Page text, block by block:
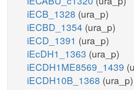
iECB_1328 (ura_p)
iECBD_1354 (ura_p)
iECD_1391 (ura_p)
iEcDH1_1363 (ura_p)
iECDH1ME8569_1439
iECDH10B_1368 (ura_p)